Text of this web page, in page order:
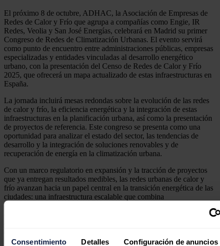
Consentimiento Detalles Configuración de anuncios
El próximo 8 de octubre, ADHAC, la Asociación de Empresas de
Redes de Calor y Frío que agrupa a compañías como Engie, IR
Redes, Veolia y San José Energías, celebrará en Madrid su primer
Congreso de Redes de Climatización Urbanas. El evento servirá
como punto de encuentro entre administraciones públicas, empresas
especializadas y entidades vinculadas al desarrollo energético
urbano, con la presentación del Censo de Redes de Calor y Frío
2025, que ofrecerá un mapa actualizado de estas infraestructuras en
España.
La jornada incluirá mesas redondas sobre la evolución de las redes
de calor y frío, la eficiencia energética y la integración de estas
infraestructuras en la planificación urbana, así como la presentación
de proyectos de referencia. Este congreso se presenta como una
oportunidad para analizar el estado del sector, las tendencias de
desarrollo y la integración de soluciones renovables y de
recuperación de energía en la climatización urbana.
Con un marco regulatorio en expansión y la tracción de proyectos
que ya entregan resultados medibles, las redes urbanas de calor y
frío avanzan hacia un papel central en la transición energética de las
ciudades: una infraestructura escalable que combina
descarbonización, eficiencia y estabilidad de costes. Con